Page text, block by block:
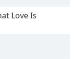
Love Is